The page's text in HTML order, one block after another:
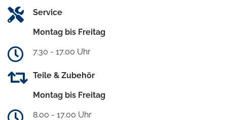
Service
Montag bis Freitag
7.30 - 17.00 Uhr
Teile & Zubehör
Montag bis Freitag
8.00 - 17.00 Uhr